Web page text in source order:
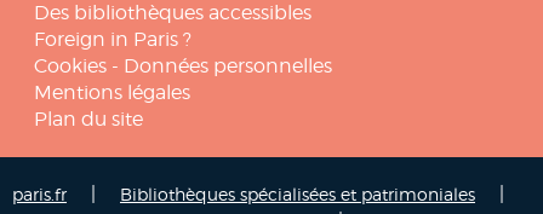
Des bibliothèques accessibles
Foreign in Paris ?
Cookies - Données personnelles
Mentions légales
Plan du site
paris.fr Bibliothèques spécialisées et patrimoniales